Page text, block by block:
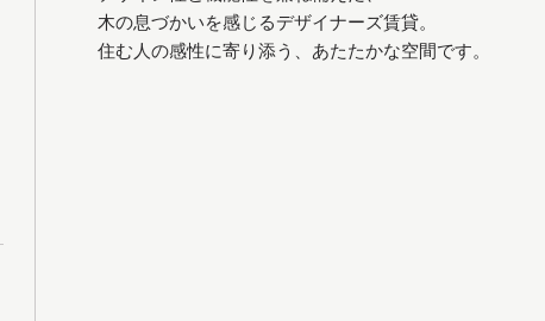
木の息づかいを感じるデザイナーズ賃貸。
住む人の感性に寄り添う、あたたかな空間です。